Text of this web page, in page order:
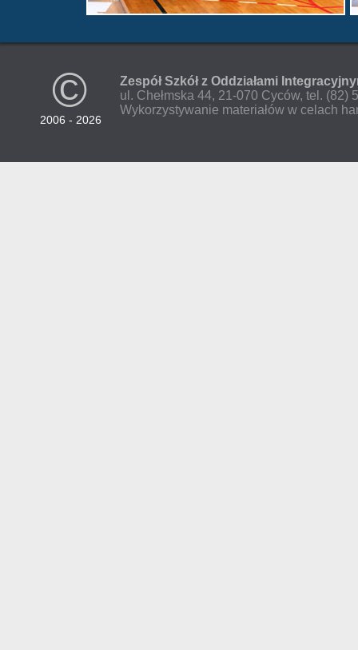
©
2006 - 2026
Zespół Szkół z Oddziałami
ul. Chełmska 44, 21-070 Cyców, tel. (82)
Wykorzystywanie materiałów w celach